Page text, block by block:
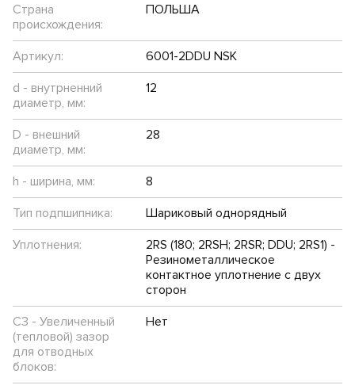
Страна
происхождения:
ПОЛЬША
Артикул:
6001-2DDU NSK
d - внутрненний
диаметр, мм:
12
D - внешний
диаметр, мм:
28
h - ширина, мм:
8
Тип подпшипника:
Шариковый однорядный
Уплотнения:
2RS (180; 2RSH; 2RSR; DDU; 2RS1) -
Резинометаллическое
контактное уплотнение с двух
сторон
C3 - Увеличенный
(тепловой) зазор
для отводных
блоков:
Нет